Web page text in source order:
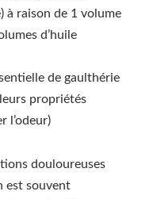
à raison de 1 volume
d’huile
de gaulthérie
propriétés
l’odeur)
douloureuses
est souvent